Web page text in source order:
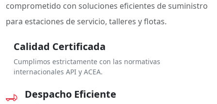
comprometido con soluciones eficientes de suministro
para estaciones de servicio, talleres y flotas.
Calidad Certificada
Cumplimos estrictamente con las normativas
internacionales API y ACEA.
Despacho Eficiente